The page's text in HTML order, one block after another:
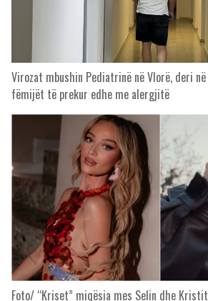
Virozat mbushin Pediatrinë në Vlorë, deri
fëmijët të prekur edhe me alergjitë
Foto/ “Kriset” miqësia mes Selin dhe